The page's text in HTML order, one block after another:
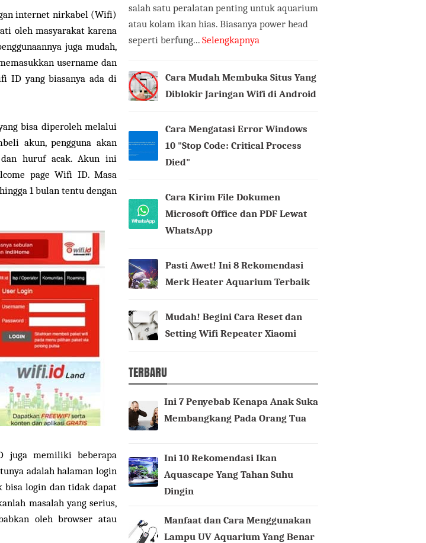
internet nirkabel (Wifi)
oleh masyarakat karena
juga mudah,
username dan
ID yang biasanya ada di
bisa diperoleh melalui
akun, pengguna akan
dan huruf acak. Akun ini
page Wifi ID. Masa
1 bulan tentu dengan
juga memiliki beberapa
adalah halaman login
bisa login dan tidak dapat
masalah yang serius,
oleh browser atau
salah satu peralatan penting untuk aquarium
atau kolam ikan hias. Biasanya power head
seperti berfung... Selengkapnya
Cara Mudah Membuka Situs Yang
Diblokir Jaringan Wifi di Android
Cara Mengatasi Error Windows
10 "Stop Code: Critical Process
Died"
Cara Kirim File Dokumen
Microsoft Office dan PDF Lewat
WhatsApp
Pasti Awet! Ini 8 Rekomendasi
Merk Heater Aquarium Terbaik
Mudah! Begini Cara Reset dan
Setting Wifi Repeater Xiaomi
TERBARU
Ini 7 Penyebab Kenapa Anak Suka
Membangkang Pada Orang Tua
Ini 10 Rekomendasi Ikan
Aquascape Yang Tahan Suhu
Dingin
Manfaat dan Cara Menggunakan
Lampu UV Aquarium Yang Benar